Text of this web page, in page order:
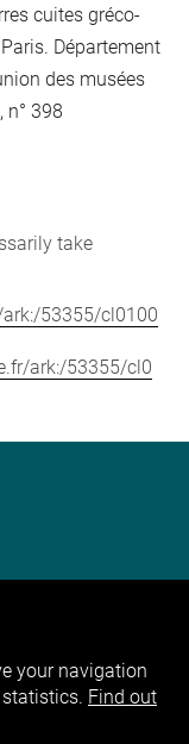
cuites gréco-
Département
des musées
n° 398
take
53355/cl0100
ark:/53355/cl0
your navigation
Find out